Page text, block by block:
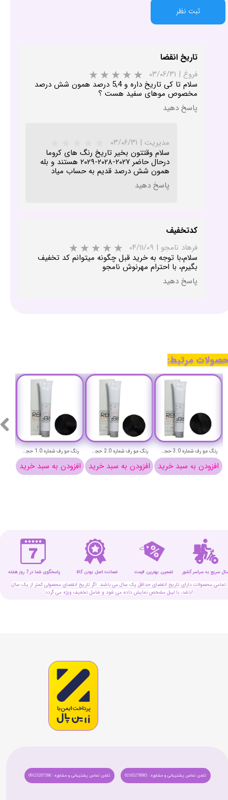
★
ثبت نظر
تاریخ انقضا
فروغ | ۰۳/۰۶/۳۱
★★★★★
سلام تا کی تاریخ داره و 5,4 درصد همون شش درصد
مخصوص موهای سفید هست ؟
پاسخ دهید
مدیریت | ۰۳/۰۶/۳۱
★★★ ★
سلام وقتتون بخیر تاریخ رنگ های کروما
درحال حاضر ۲۰۲۷-۲۰۲۸-۲۰۲۹ هستند و بله
همون شش درصد قدیم به حساب میاد
پاسخ دهید
کدتخفیف
فرهاد نامجو | ۰۴/۱۱/۰۹
سلام،با توجه به خرید قبل چگونه میتوانم کد تخفیف
بگیرم، با احترام مهرنوش نامجو
پاسخ دهید
رنگ مو رف شماره 1.0 حجم 100 میلی لیتر (مشکی خالص)-REF Permanent Hair Color
افزودن به سبد خرید
رنگ مو رف شماره 2.0 حجم 100 میلی لیتر (طبیعی فوق تیره)-REF Permanent Hair Color
افزودن به سبد خرید
رنگ مو رف شماره 3.0 حجم 100 میلی لیتر (طبیعی خیلی تیره)-REF Permanent Hair Color
افزودن به سبد خرید
مرتبط:
تمامی محصولات دارای تاریخ انقضای حداقل یک سال می باشند. اگر تاریخ انقضای محصولی کمتر از یک سال
باشد، با لیبل مشخص نمایش داده می شود و شامل تخفیف ویژه می گردد!
ضمانت اصل بودن کالا تضمین بهترین قیمت پاسخگوی شما در 7 روز هفته سریع به سراسر کشور
تلفن تماس پشتیبانی و مشاوره : 09123207268 تلفن تماس پشتیبانی و مشاوره : 02165278985